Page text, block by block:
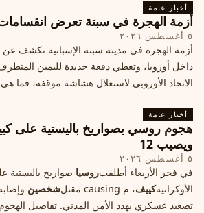
أخبار عامة
أزمة الهجرة في سبتة تعرض انقسامات
٥ أغسطس ٢٠٢٦
أزمة الهجرة في مدينة سبتة الإسبانية تكشف عن
داخل أوروبا، وتعطي دفعة جديدة لليمين
الاتحاد الأوروبي لاستغلال هشاشة موقفه، فما هي
أخبار عامة
هجوم روسي بصواريخ باليستية على
ويصيب 12
٥ أغسطس ٢٠٢٦
في فجر الأربعاء أطلقتروسيا صواريخ باليستية
الأوكرانيةكييف، م causing مقتل شخصين
تصعيد عسكري يهدد الأمن المدني. تفاصيل الهجوم